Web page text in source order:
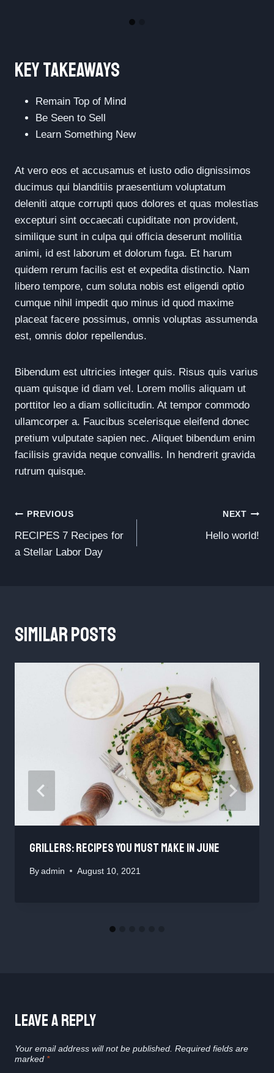
Key Takeaways
Remain Top of Mind
Be Seen to Sell
Learn Something New
At vero eos et accusamus et iusto odio dignissimos
ducimus qui blanditiis praesentium voluptatum
deleniti atque corrupti quos dolores et quas molestias
excepturi sint occaecati cupiditate non provident,
similique sunt in culpa qui officia deserunt mollitia
animi, id est laborum et dolorum fuga. Et harum
quidem rerum facilis est et expedita distinctio. Nam
libero tempore, cum soluta nobis est eligendi optio
cumque nihil impedit quo minus id quod maxime
placeat facere possimus, omnis voluptas assumenda
est, omnis dolor repellendus.
Bibendum est ultricies integer quis. Risus quis varius
quam quisque id diam vel. Lorem mollis aliquam ut
porttitor leo a diam sollicitudin. At tempor commodo
ullamcorper a. Faucibus scelerisque eleifend donec
pretium vulputate sapien nec. Aliquet bibendum enim
facilisis gravida neque convallis. In hendrerit gravida
rutrum quisque.
Post
Navigation
PREVIOUS
RECIPES 7 Recipes for
a Stellar Labor Day
NEXT
Hello world!
Similar Posts
Grillers: Recipes You Must Make In June
By admin August 10, 2021
Leave A Reply
Your email address will not be published. Required fields are
marked *